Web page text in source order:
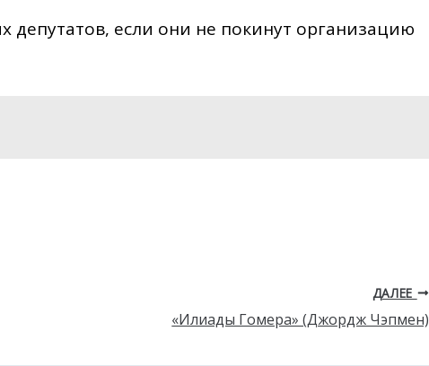
если они не покинут организацию
ДАЛЕЕ
«Илиады Гомера» (Джордж Чэпмен)